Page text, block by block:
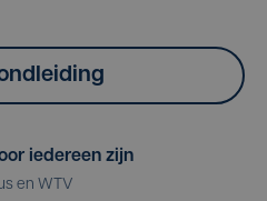
iedereen zijn
en WTV